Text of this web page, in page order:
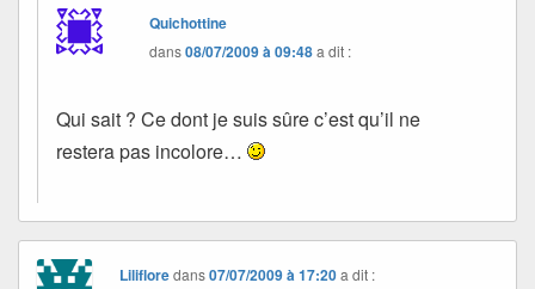
Quichottine
dans08/07/2009 à 09:48a dit :
Qui sait ? Ce dont je suis sûre c’est qu’il ne
restera pas incolore…
Lilifloredans07/07/2009 à 17:20 a dit :